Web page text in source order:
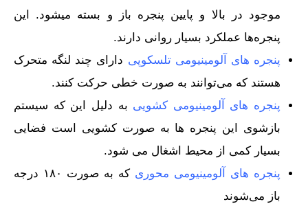
موجود در بالا و پایین پنجره باز و بسته میشود. این
پنجره‌ها عملکرد بسیار روانی دارند.
پنجره های آلومینیومی تلسکوپی دارای چند لنگه متحرک
هستند که می‌توانند به صورت خطی حرکت کنند.
پنجره های آلومینیومی کشویی به دلیل این‌ که سیستم
بازشوی این پنجره ها به صورت کشویی است فضایی
بسیار کمی از محیط اشغال می شود.
پنجره های آلومینیومی محوری
که به صورت ۱۸۰ درجه
باز می‌شوند